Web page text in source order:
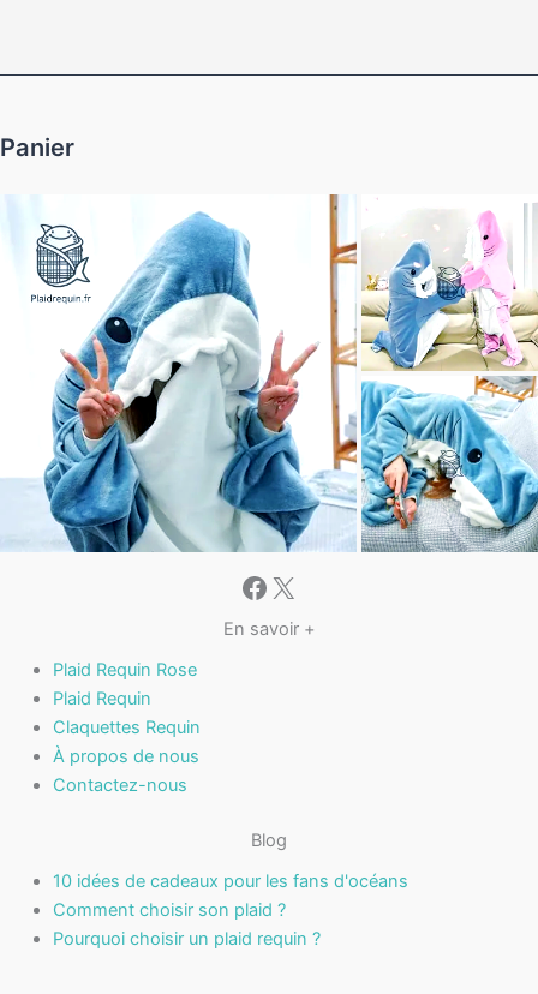
Panier
Facebook
X
En savoir +
Plaid Requin Rose
Plaid Requin
Claquettes Requin
À propos de nous
Contactez-nous
Blog
10 idées de cadeaux pour les fans d'océans
Comment choisir son plaid ?
Pourquoi choisir un plaid requin ?